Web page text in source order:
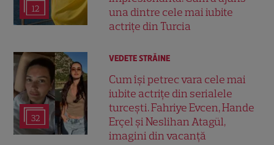
12
una dintre cele mai iubite
actrițe din Turcia
32
VEDETE STRĂINE
Cum își petrec vara cele mai
iubite actrițe din serialele
turcești. Fahriye Evcen, Hande
Erçel și Neslihan Atagül,
imagini din vacanță